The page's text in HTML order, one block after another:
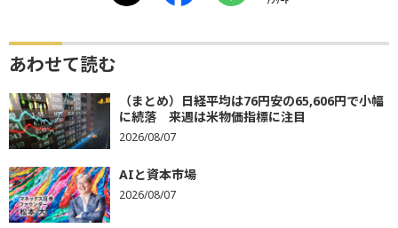
あわせて読む
（まとめ）日経平均は76円安の65,606円で小幅
に続落 来週は米物価指標に注目
2026/08/07
AIと資本市場
2026/08/07